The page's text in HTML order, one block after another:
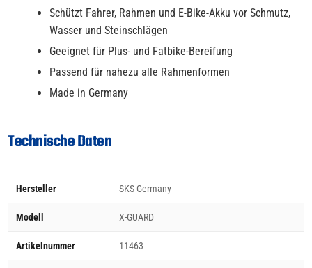
Schützt Fahrer, Rahmen und E-Bike-Akku vor Schmutz,
Wasser und Steinschlägen
Geeignet für Plus- und Fatbike-Bereifung
Passend für nahezu alle Rahmenformen
Made in Germany
Technische Daten
Hersteller SKS Germany
Modell X-GUARD
Artikelnummer 11463